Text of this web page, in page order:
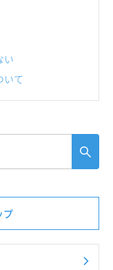
プ
い
いて